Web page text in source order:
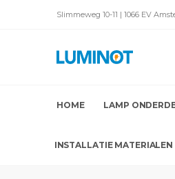
Slimmeweg 10-11 | 1066 EV
HOME LAMP
INSTALLATIE MATERIALEN